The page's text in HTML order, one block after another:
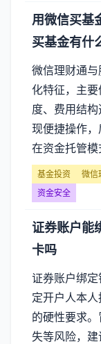
全】
文
章
列
表
第
页
用微信买基
买基金有什
微信理财通
化特征，主
度、费用结
现便捷操作
在资金托管模
基金投资 微信
资金安全
证券账户能
卡吗
证券账户绑
定开户人本
的硬性要求
失等风险，